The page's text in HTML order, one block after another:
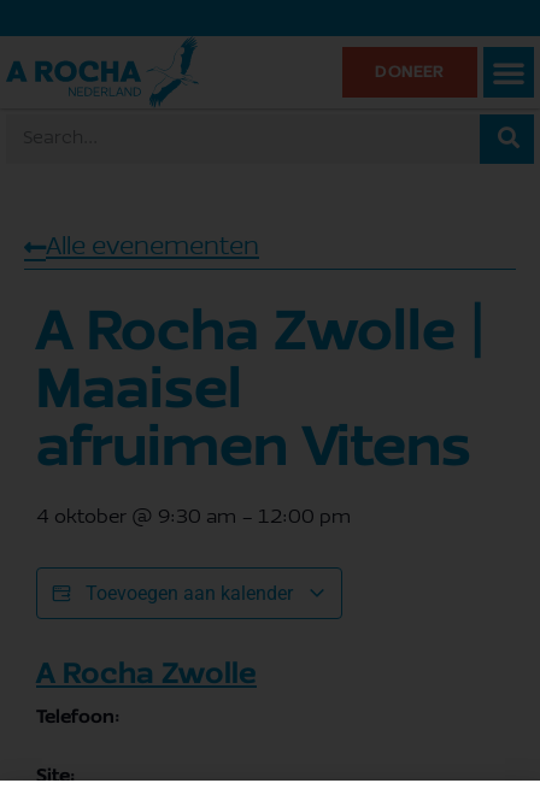
DONEER
Alle evenementen
A Rocha Zwolle |
Maaisel
afruimen Vitens
4 oktober @ 9:30 am - 12:00 pm
Toevoegen aan kalender
A Rocha Zwolle
Telefoon:
Site: